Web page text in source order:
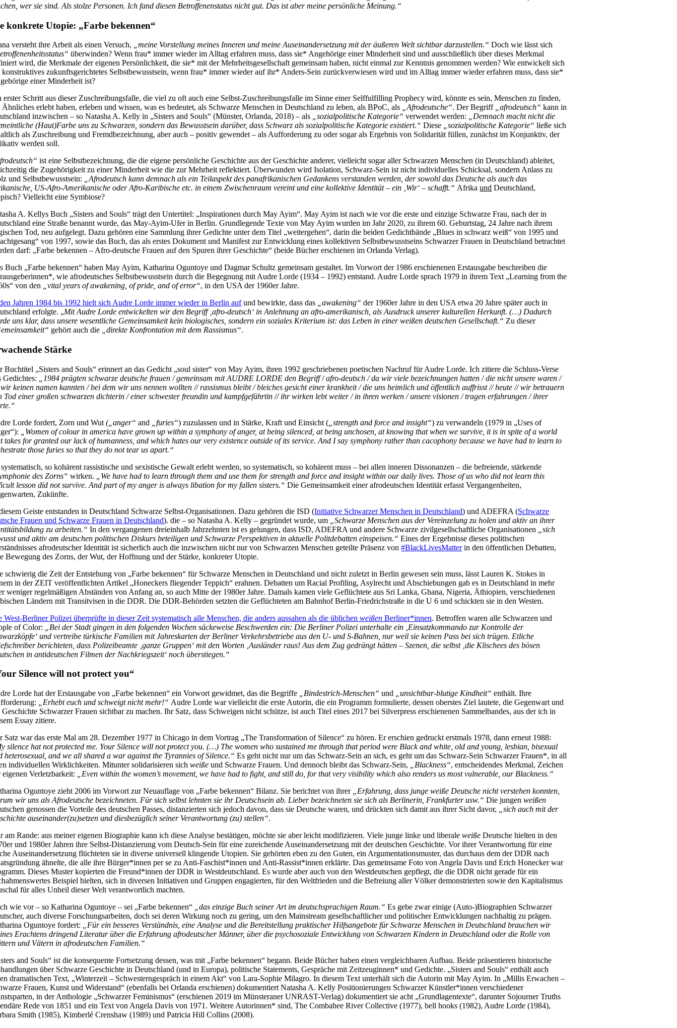
wer sie sind. Als stolze Personen. Ich fand diesen Betroffenenstatus nicht gut. Das ist aber meine persönliche Meinung.“
konkrete Utopie: „Farbe bekennen“
versteht ihre Arbeit als einen Versuch, „meine Vorstellung meines Inneren und meine Auseinandersetzung mit der äußeren Welt sichtbar darzustellen.“ Doch wie lässt sich
überwinden? Wenn frau* immer wieder im Alltag erfahren muss, dass sie* Angehörige einer Minderheit sind und ausschließlich über dieses Merkmal
wird, die Merkmale der eigenen Persönlichkeit, die sie* mit der Mehrheitsgesellschaft gemeinsam haben, nicht einmal zur Kenntnis genommen werden? Wie entwickelt sich
konstruktives zukunftsgerichtetes Selbstbewusstsein, wenn frau* immer wieder auf ihr* Anders-Sein zurückverwiesen wird und im Alltag immer wieder erfahren muss, dass sie*
einer Minderheit ist?
erster Schritt aus dieser Zuschreibungsfalle, die viel zu oft auch eine Selbst-Zuschreibungsfalle im Sinne einer Selffulfilling Prophecy wird, könnte es sein, Menschen zu finden,
Ähnliches erlebt haben, erleben und wissen, was es bedeutet, als Schwarze Menschen in Deutschland zu leben, als BPoC, als
„Afrodeutsche“. Der Begriff „afrodeutsch“ kann in
inzwischen – so Natasha A. Kelly in „Sisters and Souls“ (Münster, Orlanda, 2018) – als
„sozialpolitische Kategorie“verwendet werden: „Demnach macht nicht die
(Haut)Farbe uns zu Schwarzen, sondern das Bewusstsein darüber, dass Schwarz als sozialpolitische Kategorie existiert.“Diese „sozialpolitische Kategorie“ ließe sich
als Zuschreibung und Fremdbezeichnung, aber auch – positiv gewendet – als Aufforderung zu oder sogar als Ergebnis von Solidarität füllen, zunächst im Konjunktiv, der
werden soll.
ist eine Selbstbezeichnung, die die eigene persönliche Geschichte aus der Geschichte anderer, vielleicht sogar aller Schwarzen Menschen (in Deutschland) ableitet,
die Zugehörigkeit zu einer Minderheit wie die zur Mehrheit reflektiert.Überwunden wird Isolation, Schwarz-Sein ist nicht individuelles Schicksal, sondern Anlass zu
und Selbstbewusstsein:
„Afrodeutsch kann demnach als ein Teilaspekt des panafrikanischen Gedankens verstanden werden, der sowohl das Deutsche als auch das
US-Afro-Amerikanische oder Afro-Karibische etc. in einem Zwischenraum vereint und eine kollektive Identität – ein ‚Wir‘ – schafft.“ Afrikaund Deutschland,
Vielleicht eine Symbiose?
A. Kellys Buch „Sisters and Souls“ trägt den Untertitel: „Inspirationen durch May Ayim“. May Ayim ist nach wie vor die erste und einzige Schwarze Frau, nach der in
eine Straße benannt wurde, das May-Ayim-Ufer in Berlin. Grundlegende Texte von May Ayim wurden im Jahr 2020, zu ihrem 60. Geburtstag, 24 Jahre nach ihrem
Tod, neu aufgelegt. Dazu gehören eine Sammlung ihrer Gedichte unter dem Titel „weitergehen“, darin die beiden Gedichtbände „Blues in schwarz weiß“ von 1995 und
von 1997, sowie das Buch, das als erstes Dokument und Manifest zur Entwicklung eines kollektiven Selbstbewusstseins Schwarzer Frauen in Deutschland betrachtet
darf: „Farbe bekennen – Afro-deutsche Frauen auf den Spuren ihrer Geschichte“ (beide Bücher erschienen im Orlanda Verlag).
Buch „Farbe bekennen“ haben May Ayim, Katharina Oguntoye und Dagmar Schultz gemeinsam gestaltet. Im Vorwort der 1986 erschienenen Erstausgabe beschreiben die
wie afrodeutsches Selbstbewusstsein durch die Begegnung mit Audre Lorde (1934 – 1992) entstand. Audre Lorde sprach 1979 in ihrem Text „Learning from the
von den
„vital years of awakening, of pride, and of error“, in den USA der 1960er Jahre.
Jahren 1984 bis 1992 hielt sich Audre Lorde immer wieder in Berlin aufund bewirkte, dass das „awakening“ der 1960er Jahre in den USA etwa 20 Jahre später auch in
erfolgte. „Mit Audre Lorde entwickelten wir den Begriff ‚afro-deutsch‘ in Anlehnung an afro-amerikanisch, als Ausdruck unserer kulturellen Herkunft. (…) Dadurch
uns klar, dass unsere wesentliche Gemeinsamkeit kein biologisches, sondern ein soziales Kriterium ist: das Leben in einer weißen deutschen Gesellschaft.“ Zu dieser
gehört auch die „direkte Konfrontation mit dem Rassismus“.
Stärke
Buchtitel „Sisters and Souls“ erinnert an das Gedicht „soul sister“ von May Ayim, ihren 1992 geschriebenen poetischen Nachruf für Audre Lorde. Ich zitiere die Schluss-Verse
Gedichtes:
„1984 prägten schwarze deutsche frauen / gemeinsam mit AUDRE LORDE den Begriff / afro-deutsch / da wir viele bezeichnungen hatten / die nicht unsere waren /
keinen namen kannten / bei dem wir uns nennen wollten // rassismus bleibt / bleiches gesicht einer krankheit / die uns heimlich und öffentlich auffrisst // heute // wir betrauern
Tod einer großen schwarzen dichterin / einer schwester freundin und kampfgefährtin // ihr wirken lebt weiter / in ihren werken / unsere visionen / tragen erfahrungen / ihrer
Lorde fordert, Zorn und Wut(„anger“ and „furies“) zuzulassen und in Stärke, Kraft und Einsicht ( „strength and force and insight“) zu verwandeln (1979 in „Uses of
„Women of colour in america have grown up within a symphony of anger, at being silenced, at being unchosen, at knowing that when we survive, it is in spite of a world
takes for granted our lack of humanness, and which hates our very existence outside of its service. And I say symphony rather than cacophony because we have had to learn to
those furies so that they do not tear us apart.“
so kohärent rassistische und sexistische Gewalt erlebt werden, so systematisch, so kohärent muss – bei allen inneren Dissonanzen – die befreiende, stärkende
des Zorns“ wirken.
„We have had to learn through them and use them for strength and force and insight within our daily lives. Those of us who did not learn this
lesson did not survive. And part of my anger is always libation for my fallen sisters.“Die Gemeinsamkeit einer afrodeutschen Identität erfasst Vergangenheiten,
Zukünfte.
Geiste entstanden in Deutschland Schwarze Selbst-Organisationen. Dazu gehören die ISD (Initiative Schwarzer Menschen in Deutschland) und ADEFRA (Schwarze
Frauen und Schwarze Frauen in Deutschland). die – so Natasha A. Kelly – gegründet wurde, um
„Schwarze Menschen aus der Vereinzelung zu holen und aktiv an ihrer
zu arbeiten.“ In den vergangenen dreieinhalb Jahrzehnten ist es gelungen, dass ISD, ADEFRA und andere Schwarze zivilgesellschaftliche Organisationen
„sich
und aktiv am deutschen politischen Diskurs beteiligen und Schwarze Perspektiven in aktuelle Politdebatten einspeisen.“Eines der Ergebnisse dieses politischen
afrodeutscher Identität ist sicherlich auch die inzwischen nicht nur von Schwarzen Menschen geteilte Präsenz von#BlackLivesMatterin den öffentlichen Debatten,
Bewegung des Zorns, der Wut, der Hoffnung und der Stärke, konkreter Utopie.
schwierig die Zeit der Entstehung von „Farbe bekennen“ für Schwarze Menschen in Deutschland und nicht zuletzt in Berlin gewesen sein muss, lässt Lauren K. Stokes in
in der ZEIT veröffentlichten Artikel „Honeckers fliegender Teppich“ erahnen. Debatten um Racial Profiling, Asylrecht und Abschiebungen gab es in Deutschland in mehr
weniger regelmäßigen Abständen von Anfang an, so auch Mitte der 1980er Jahre. Damals kamen viele Geflüchtete aus Sri Lanka, Ghana, Nigeria, Äthiopien, verschiedenen
Ländern mit Transitvisen in die DDR. Die DDR-Behörden setzten die Geflüchteten am Bahnhof Berlin-Friedrichstraße in die U 6 und schickten sie in den Westen.
West-Berliner Polizei überprüfte in dieser Zeit systematisch alle Menschen, die anders aussahen als die üblichenweißen Berliner*innen. Betroffen waren alle Schwarzen und
of Color:
„Bei der Stadt gingen in den folgenden Wochen säckeweise Beschwerden ein: Die Berliner Polizei unterhalte ein ‚Einsatzkommando zur Kontrolle der
und vertreibe türkische Familien mit Jahreskarten der Berliner Verkehrsbetriebe aus den U- und S-Bahnen, nur weil sie keinen Pass bei sich trügen. Etliche
berichteten, dass Polizeibeamte ‚ganze Gruppen‘ mit den Worten ‚Ausländer raus! Aus dem Zug gedrängt hätten – Szenen, die selbst ‚die Klischees des bösen
in antideutschen Filmen der Nachkriegszeit‘ noch überstiegen.“
Silence will not protect you“
Lorde hat der Erstausgabe von „Farbe bekennen“ ein Vorwort gewidmet, das die Begriffe „Bindestrich-Menschen“ und „unsichtbar-blutige Kindheit“ enthält. Ihre
„Erhebt euch und schweigt nicht mehr!“ Audre Lorde war vielleicht die erste Autorin, die ein Programm formulierte, dessen oberstes Ziel lautete, die Gegenwart und
Geschichte Schwarzer Frauen sichtbar zu machen. Ihr Satz, dass Schweigen nicht schütze, ist auch Titel eines 2017 bei Silverpress erschienenen Sammelbandes, aus der ich in
Essay zitiere.
Satz war das erste Mal am 28. Dezember 1977 in Chicago in dem Vortrag „The Transformation of Silence“ zu hören. Er erschien gedruckt erstmals 1978, dann erneut 1988:
silence hat not protected me. Your Silence will not protect you. (…) The women who sustained me through that period were Black and white, old and young, lesbian, bisexual
heterosexual, and we all shared a war against the Tyrannies of Silence.“ Es geht nicht nur um das Schwarz-Sein an sich, es geht um das Schwarz-Sein Schwarzer Frauen*, in all
individuellen Wirklichkeiten. Mitunter solidarisieren sichweiße und Schwarze Frauen. Und dennoch bleibt das Schwarz-Sein, „Blackness“, entscheidendes Merkmal, Zeichen
eigenen Verletzbarkeit:
„Even within the women’s movement, we have had to fight, and still do, for that very visibility which also renders us most vulnerable, our Blackness.“
Oguntoye zieht 2006 im Vorwort zur Neuauflage von „Farbe bekennen“ Bilanz. Sie berichtet von ihrer
„Erfahrung, dass junge weiße Deutsche nicht verstehen konnten,
wir uns als Afrodeutsche bezeichneten. Für sich selbst lehnten sie ihr Deutschsein ab. Lieber bezeichneten sie sich als Berlinerin, Frankfurter usw.“ Die jungenweißen
genossen die Vorteile des deutschen Passes, distanzierten sich jedoch davon, dass sie Deutsche waren, und drückten sich damit aus ihrer Sicht davor,
„sich auch mit der
auseinander(zu)setzen und diesbezüglich seiner Verantwortung (zu) stellen“.
am Rande: aus meiner eigenen Biographie kann ich diese Analyse bestätigen, möchte sie aber leicht modifizieren. Viele junge linke und liberaleweiße Deutsche hielten in den
und 1980er Jahren ihre Selbst-Distanzierung vom Deutsch-Sein für eine zureichende Auseinandersetzung mit der deutschen Geschichte. Vor ihrer Verantwortung für eine
Auseinandersetzung flüchteten sie in diverse universell klingende Utopien. Sie gehörten eben zu den Guten, ein Argumentationsmuster, das durchaus dem der DDR nach
ähnelte, die alle ihre Bürger*innen per se zu Anti-Faschist*innen und Anti-Rassist*innen erklärte. Das gemeinsame Foto von Angela Davis und Erich Honecker war
Dieses Muster kopierten die Freund*innen der DDR in Westdeutschland. Es wurde aber auch von den Westdeutschen gepflegt, die die DDR nicht gerade für ein
Beispiel hielten, sich in diversen Initiativen und Gruppen engagierten, für den Weltfrieden und die Befreiung aller Völker demonstrierten sowie den Kapitalismus
für alles Unheil dieser Welt verantwortlich machten.
wie vor – so Katharina Oguntoye – sei „Farbe bekennen“
„das einzige Buch seiner Art im deutschsprachigen Raum.“Es gebe zwar einige (Auto-)Biographien Schwarzer
auch diverse Forschungsarbeiten, doch sei deren Wirkung noch zu gering, um den Mainstream gesellschaftlicher und politischer Entwicklungen nachhaltig zu prägen.
Oguntoye fordert:
„Für ein besseres Verständnis, eine Analyse und die Bereitstellung praktischer Hilfsangebote für Schwarze Menschen in Deutschland brauchen wir
Erachtens dringend Literatur über die Erfahrung afrodeutscher Männer, über die psychosoziale Entwicklung von Schwarzen Kindern in Deutschland oder die Rolle von
und Vätern in afrodeutschen Familien.“
and Souls“ ist die konsequente Fortsetzung dessen, was mit „Farbe bekennen“ begann. Beide Bücher haben einen vergleichbaren Aufbau. Beide präsentieren historische
über Schwarze Geschichte in Deutschland (und in Europa), politische Statements, Gespräche mit Zeitzeuginnen* und Gedichte. „Sisters and Souls“ enthält auch
dramatischen Text, „Winterzeit – Schwesterngespräch in einem Akt“ von Lara-Sophie Milagro. In diesem Text unterhält sich die Autorin mit May Ayim. In „Millis Erwachen –
Frauen, Kunst und Widerstand“ (ebenfalls bei Orlanda erschienen) dokumentiert Natasha A. Kelly Positionierungen Schwarzer Künstler*innen verschiedener
in der Anthologie „Schwarzer Feminismus“ (erschienen 2019 im Münsteraner UNRAST-Verlag) dokumentiert sie acht „Grundlagentexte“, darunter Sojourner Truths
Rede von 1851 und ein Text von Angela Davis von 1971. Weitere Autorinnen* sind, The Combahee River Collective (1977), bell hooks (1982), Audre Lorde (1984),
Smith (1985), Kimberlé Crenshaw (1989) und Patricia Hill Collins (2008).